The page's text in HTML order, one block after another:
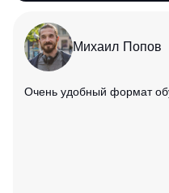
Михаил Попов
Очень удобный формат